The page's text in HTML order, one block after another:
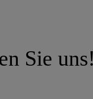
Sie uns!